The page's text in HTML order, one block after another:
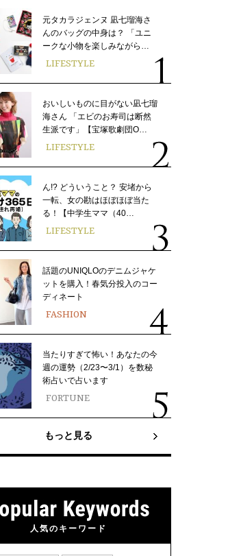
元タカラジェンヌ 凪七瑠海さ
んのバッグの中身は？ 「ユニ
ークな小物を楽しみながら…
LIFESTYLE
おいしいものに目がない凪七瑠
海さん 「エビのお寿司は断然
生派です」【宝塚歌劇団O…
LIFESTYLE
ん!? どういうこと？ 安堵から
一転、女の勘はほぼほぼ当た
る！【中学生ママ（40…
LIFESTYLE
話題のUNIQLOのデニムジャケ
ットを購入！春気分投入のコー
ディネート
FASHION
当たりすぎて怖い！あなたの今
週の運勢（2/23〜3/1）を数秘
術占いで占います
FORTUNE
もっと見る
人気のキーワード